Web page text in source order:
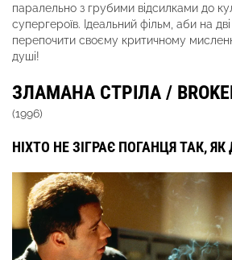
паралельно з грубими відсилками до
супергероїв. Ідеальний фільм, аби на
перепочити своєму критичному
душі!
ЗЛАМАНА СТРІЛА /
(1996)
НІХТО НЕ ЗІГРАЄ ПОГАНЦЯ ТАК,